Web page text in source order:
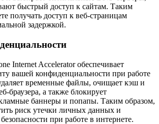
быстрый доступ к сайтам. Таким
получать доступ к веб-страницам
задержкой.
Internet Accelerator обеспечивает
вашей конфиденциальности при работе
временные файлы, очищает кэш и
браузера, а также блокирует
баннеры и попапы. Таким образом,
риск утечки личных данных и
при работе в интернете.